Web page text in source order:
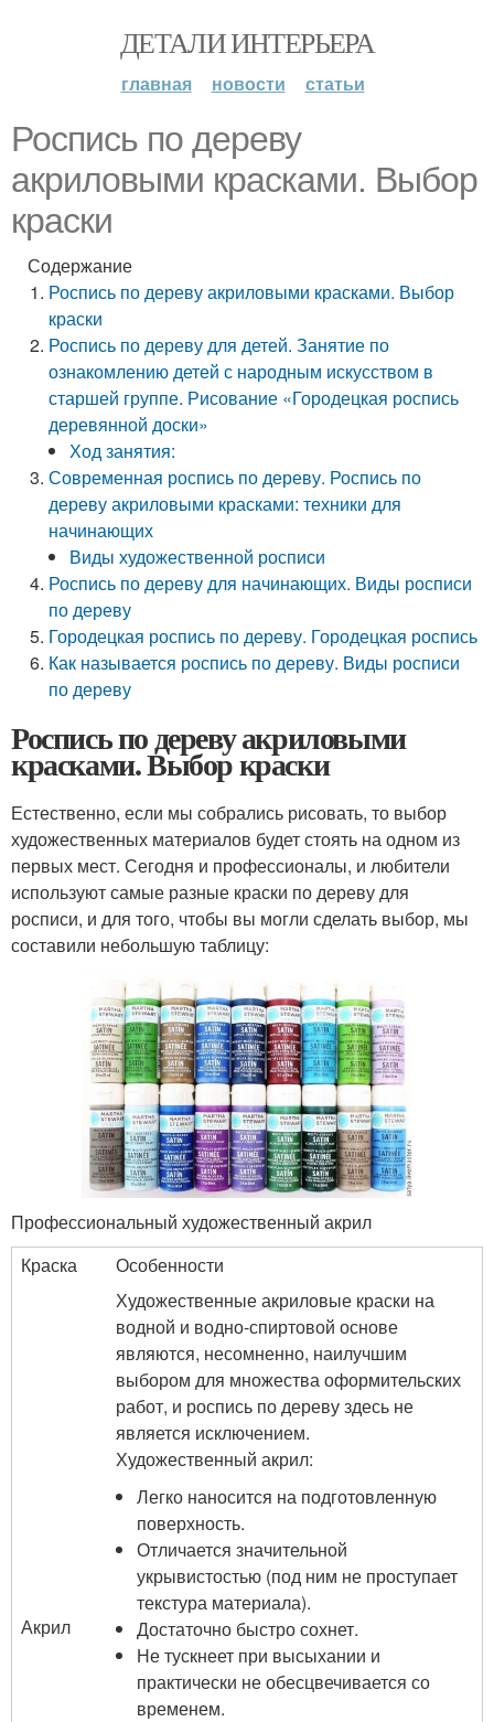
ДЕТАЛИ ИНТЕРЬЕРА
главная новости статьи
Роспись по дереву
акриловыми красками. Выбор
краски
Содержание
Роспись по дереву акриловыми красками. Выбор
краски
Роспись по дереву для детей. Занятие по
ознакомлению детей с народным искусством в
старшей группе. Рисование «Городецкая роспись
деревянной доски»
Ход занятия:
Современная роспись по дереву. Роспись по
дереву акриловыми красками: техники для
начинающих
Виды художественной росписи
Роспись по дереву для начинающих. Виды росписи
по дереву
Городецкая роспись по дереву. Городецкая роспись
Как называется роспись по дереву. Виды росписи
по дереву
Роспись по дереву акриловыми
красками. Выбор краски
Естественно, если мы собрались рисовать, то выбор
художественных материалов будет стоять на одном из
первых мест. Сегодня и профессионалы, и любители
используют самые разные краски по дереву для
росписи, и для того, чтобы вы могли сделать выбор, мы
составили небольшую таблицу:
Профессиональный художественный акрил
Краска
Особенности
Акрил
Художественные акриловые краски на
водной и водно-спиртовой основе
являются, несомненно, наилучшим
выбором для множества оформительских
работ, и роспись по дереву здесь не
является исключением.
Художественный акрил:
Легко наносится на подготовленную
поверхность.
Отличается значительной
укрывистостью (под ним не проступает
текстура материала).
Достаточно быстро сохнет.
Не тускнеет при высыхании и
практически не обесцвечивается со
временем.